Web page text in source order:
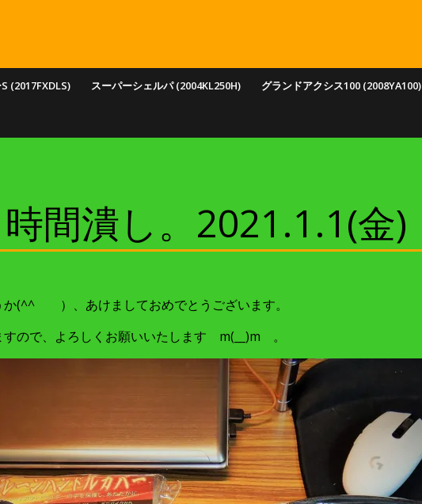
(2017FXDLS) スーパーシェルパ (2004KL250H) グランドアクシス100 (2008YA100)
間潰し。2021.1.1(金)
(^^ゞ ）、あけましておめでとうございます。
ので、よろしくお願いいたします m(__)m 。